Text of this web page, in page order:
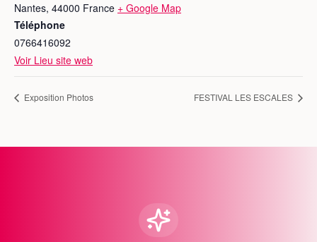
Nantes, 44000 France + Google Map
Téléphone
0766416092
Voir Lieu site web
Exposition Photos FESTIVAL LES ESCALES